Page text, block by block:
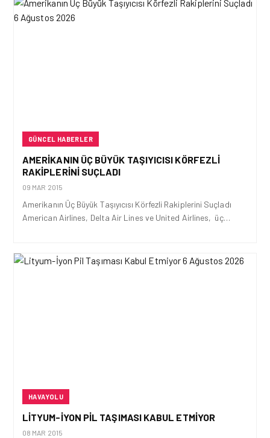
GÜNCEL HABERLER
AMERIKANIN ÜÇ BÜYÜK TAŞIYICISI KÖRFEZLI
RAKIPLERINI SUÇLADI
09 MAR 2015
Amerikanın Üç Büyük Taşıyıcısı Körfezli Rakiplerini Suçladı
American Airlines, Delta Air Lines ve United Airlines, üç…
HAVAYOLU
LITYUM-İYON PIL TAŞIMASI KABUL ETMIYOR
08 MAR 2015